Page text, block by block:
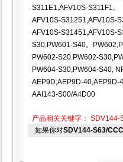
S311E1,AFV10S-S311F1,
AFV10S-S31251,AFV10S-
AFV10S-S31451,AFV10S-
S30,PW601-S40。
PW602-S20.PW602-
PW604-S30,PW604-S40,
AEP9D,AEP9D-40,AEP9D-
AAI143-S00/A4D00
产品相关关键字： SDV144-
如果你对SDV144-S63/